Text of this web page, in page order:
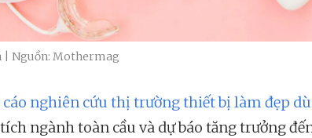
| Nguồn: Mothermag
cáo nghiên cứu thị trường thiết bị làm đẹp
ngành toàn cầu và dự báo tăng trưởng